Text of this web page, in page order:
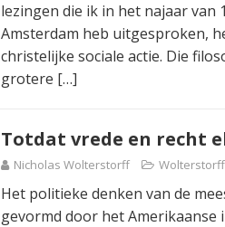
lezingen die ik in het najaar van
Amsterdam heb uitgesproken,
christelijke sociale actie. Die
grotere […]
Totdat vrede en recht
Nicholas Wolterstorff Wolterstorff
Het politieke denken van de
gevormd door het Amerikaanse